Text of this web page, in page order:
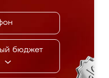
бюджет